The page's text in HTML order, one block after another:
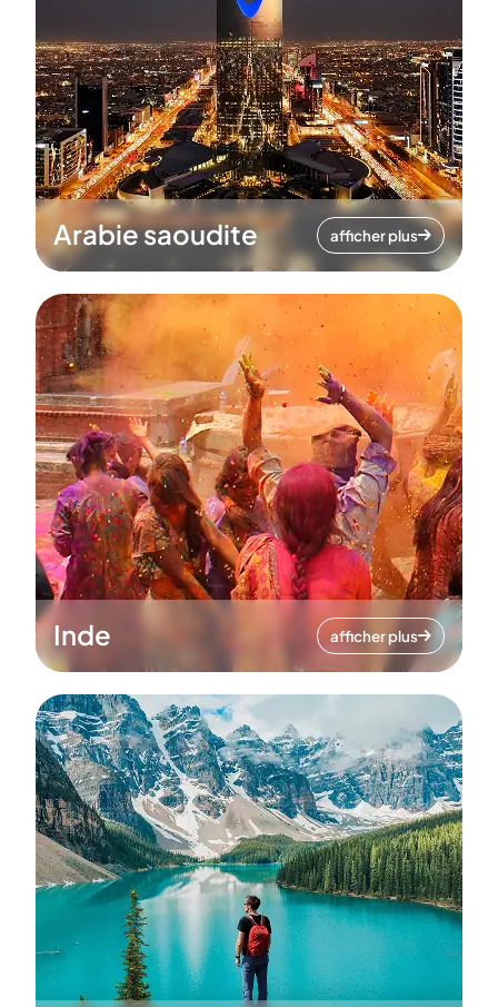
Arabie saoudite afficher plus
Inde afficher plus